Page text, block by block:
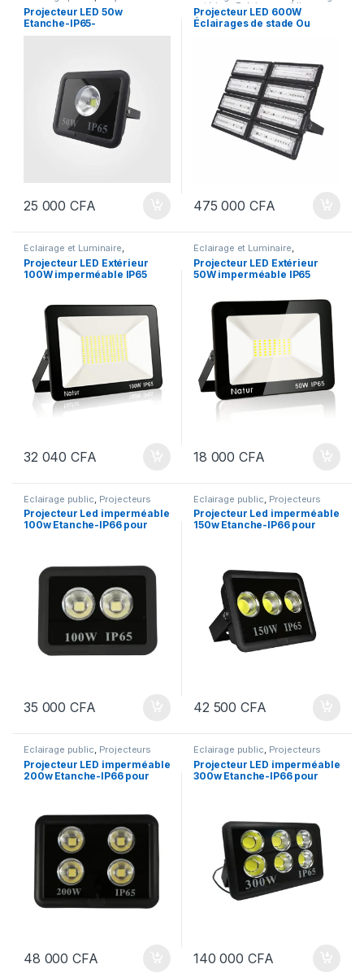
Projecteur LED 50w
Etanche-IP65-
25 000CFA
extérieur Eclairage public
Projecteurs
Projecteur LED 600W
Éclairages de stade Ou
garage, espace publique
475 000 CFA
Éclairage et Luminaire,
Projecteurs
Projecteur LED Extérieur
100W imperméable IP65
32 040CFA
Éclairage et Luminaire,
Projecteurs
Projecteur LED Extérieur
50W imperméable IP65
18 000CFA
Eclairage public Projecteurs
Projecteur Led imperméable
100w Etanche-IP66 pour
35 000CFA
Eclairage public Projecteurs
Projecteur Led imperméable
150w Etanche-IP66 pour
42 500CFA
Eclairage public, Projecteurs
Projecteur LED imperméable
200w Etanche-IP66 pour
publique, stade,
48 000CFA
Eclairage public, Projecteurs
Projecteur LED imperméable
300w Etanche-IP66 pour
publique, stade,
140 000 CFA